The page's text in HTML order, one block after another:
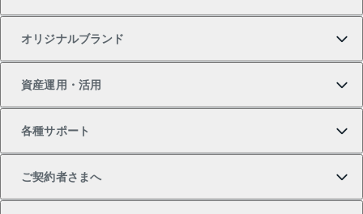
オリジナルブランド
一棟リノベーションマンション L`GENTE（ルジェン
テ）
資産運用・活用
各種サポート
ご契約者さまへ